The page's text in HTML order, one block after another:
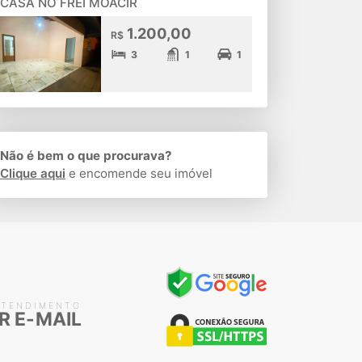
CASA NO FREI MOACIR
R$1.200,00
3 1 1
Não é bem o que procurava?
Clique aqui e encomende seu imóvel
E-MAIL